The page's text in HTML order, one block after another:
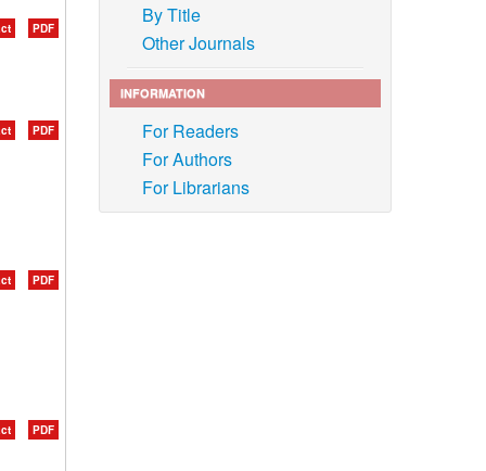
PDF
PDF
PDF
PDF
By Title
Other Journals
INFORMATION
For Readers
For Authors
For Librarians